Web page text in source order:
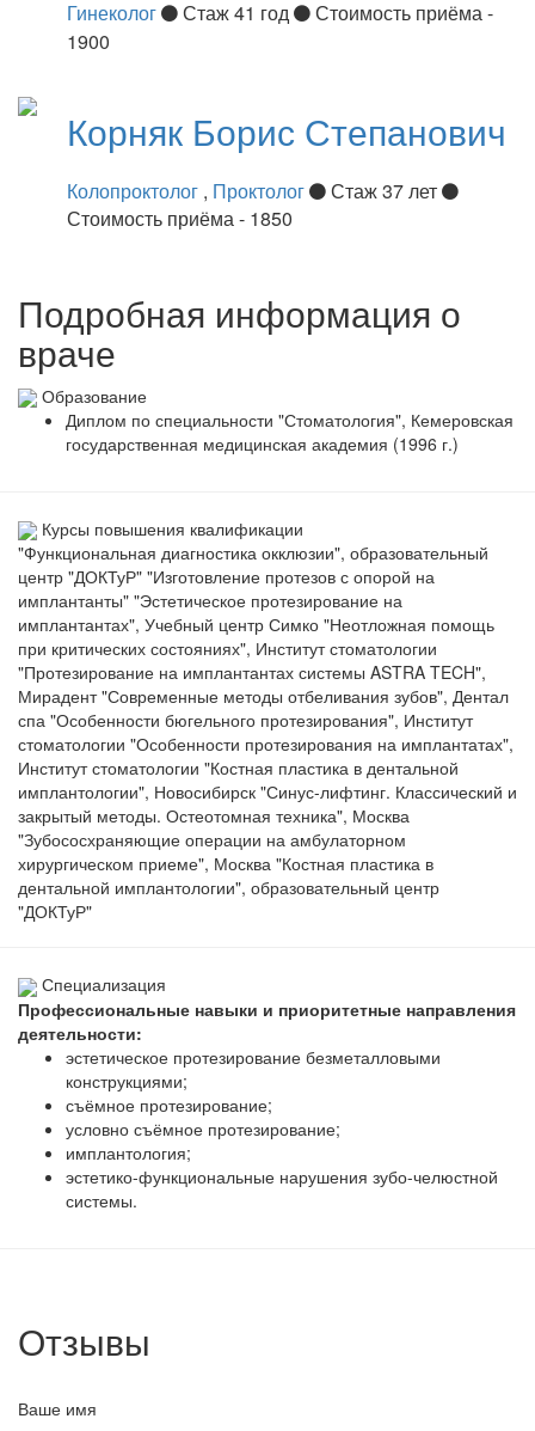
Гинеколог Стаж 41 год
Стоимость приёма -
1900
Корняк Борис Степанович
Колопроктолог , Проктолог
Стаж 37 лет
Стоимость приёма - 1850
Подробная информация о
враче
Образование
Диплом по специальности "Стоматология", Кемеровская
государственная медицинская академия (1996 г.)
Курсы повышения квалификации
"Функциональная диагностика окклюзии", образовательный
центр "ДОКТуР" "Изготовление протезов с опорой на
имплантанты" "Эстетическое протезирование на
имплантантах", Учебный центр Симко "Неотложная помощь
при критических состояниях", Институт стоматологии
"Протезирование на имплантантах системы ASTRA TECH",
Мирадент "Современные методы отбеливания зубов", Дентал
спа "Особенности бюгельного протезирования", Институт
стоматологии "Особенности протезирования на имплантатах",
Институт стоматологии "Костная пластика в дентальной
имплантологии", Новосибирск "Синус-лифтинг. Классический и
закрытый методы. Остеотомная техника", Москва
"Зубососхраняющие операции на амбулаторном
хирургическом приеме", Москва "Костная пластика в
дентальной имплантологии", образовательный центр
"ДОКТуР"
Специализация
Профессиональные навыки и приоритетные направления
деятельности:
эстетическое протезирование безметалловыми
конструкциями;
съёмное протезирование;
условно съёмное протезирование;
имплантология;
эстетико-функциональные нарушения зубо-челюстной
системы.
Отзывы
Ваше имя